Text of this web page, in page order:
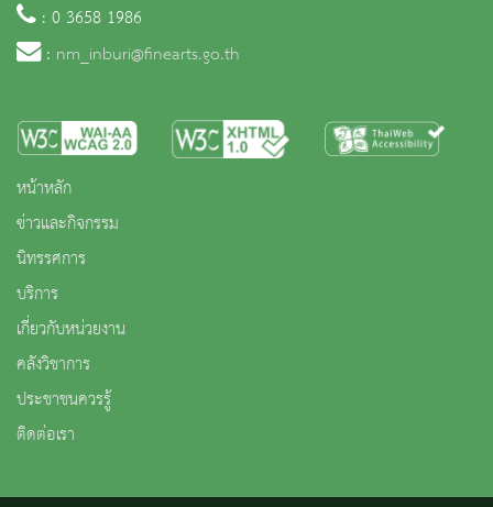
: 0 3658 1986
: nm_inburi@finearts.go.th
หน้าหลัก
ข่าวและกิจกรรม
นิทรรศการ
บริการ
เกี่ยวกับหน่วยงาน
คลังวิชาการ
ประชาชนควรรู้
ติดต่อเรา